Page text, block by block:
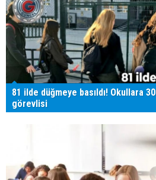
81 ilde düğmeye basıldı! Okullara
görevlisi